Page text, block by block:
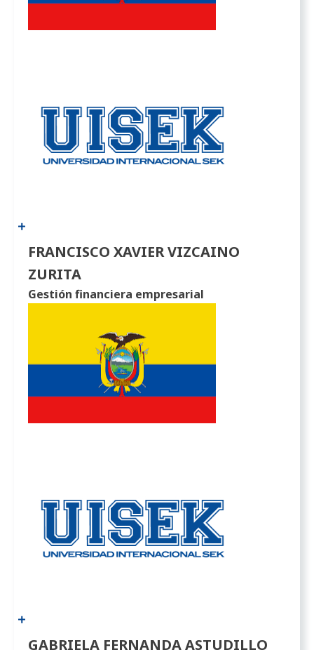
FRANCISCO XAVIER VIZCAINO
ZURITA
Gestión financiera empresarial
GABRIELA FERNANDA ASTUDILLO